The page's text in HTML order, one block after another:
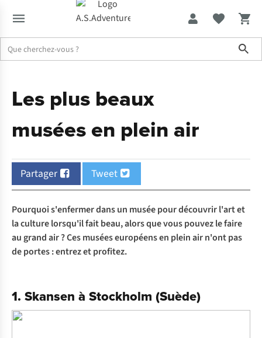
Les plus beaux
musées en plein air
Partager Tweet
Pourquoi s'enfermer dans un musée pour découvrir l'art et
la culture lorsqu'il fait beau, alors que vous pouvez le faire
au grand air ? Ces musées européens en plein air n'ont pas
de portes : entrez et profitez.
1. Skansen à Stockholm (Suède)